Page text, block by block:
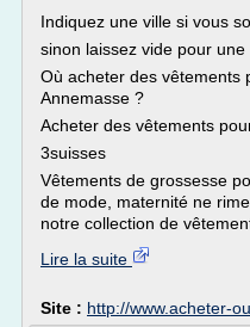
Indiquez une ville si vous
sinon laissez vide pour
Où acheter des vêtements
Annemasse ?
Acheter des vêtements
3suisses
Vêtements de grossesse
de mode, maternité ne
notre collection de
Lire la suite
Site : http://www.acheter-